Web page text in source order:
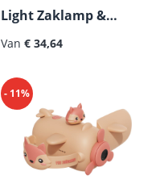
Light Zaklamp &
Nachtlampje
Normale prijs:
Van € 34,64
- 11%